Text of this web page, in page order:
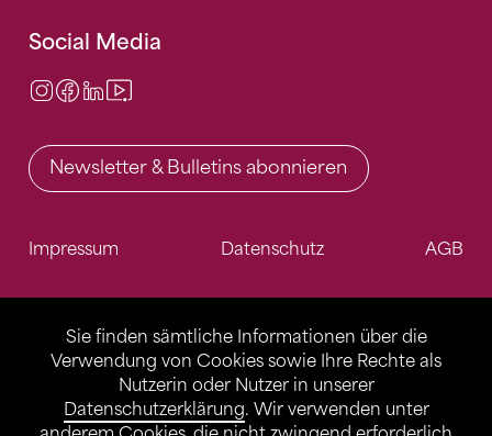
Sie finden sämtliche Informationen über die
Verwendung von Cookies sowie Ihre Rechte als
Nutzerin oder Nutzer in unserer
Datenschutzerklärung. Wir verwenden unter
Social Media
Instagram
Facebook
LinkedIn
Newsletter & Bulletins abonnieren
Impressum Datenschutz AGB